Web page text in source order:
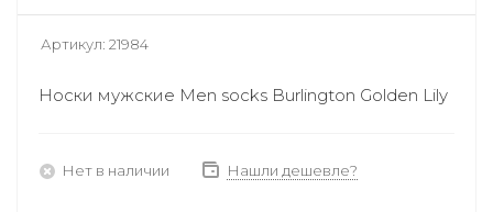
Артикул: 21984
Носки мужские Men socks Burlington Golden Lily
Нет в наличии Нашли дешевле?